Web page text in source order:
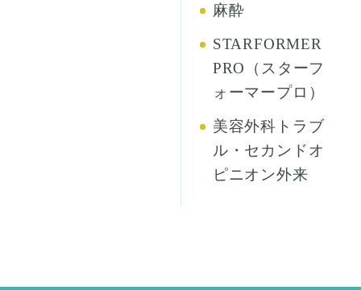
麻酔
STARFORMER
PRO（スターフ
ォーマープロ）
美容外科トラブ
ル・セカンドオ
ピニオン外来